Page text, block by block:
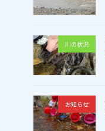
川の状況
お知らせ